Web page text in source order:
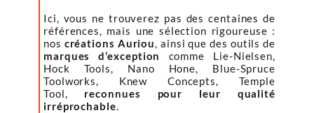
Ici, vous ne trouverez pas des centaines de
références, mais une sélection rigoureuse :
nos créations Auriou, ainsi que des outils de
marques d’exception
comme Lie-Nielsen,
Hock Tools, Nano Hone, Blue-Spruce
Toolworks, Knew Concepts, Temple
Tool, reconnues pour leur qualité
irréprochable.